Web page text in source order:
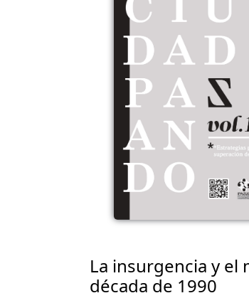
La insurgencia y el
década de 1990